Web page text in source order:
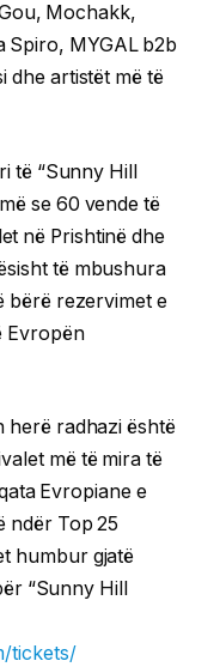
Mochakk,
Spiro, MYGAL b2b
dhe artistët më të
të “Sunny Hill
se 60 vende të
në Prishtinë dhe
të mbushura
bërë rezervimet e
Evropën
herë radhazi është
më të mira të
Evropiane e
ndër Top 25
humbur gjatë
“Sunny Hill
tickets/